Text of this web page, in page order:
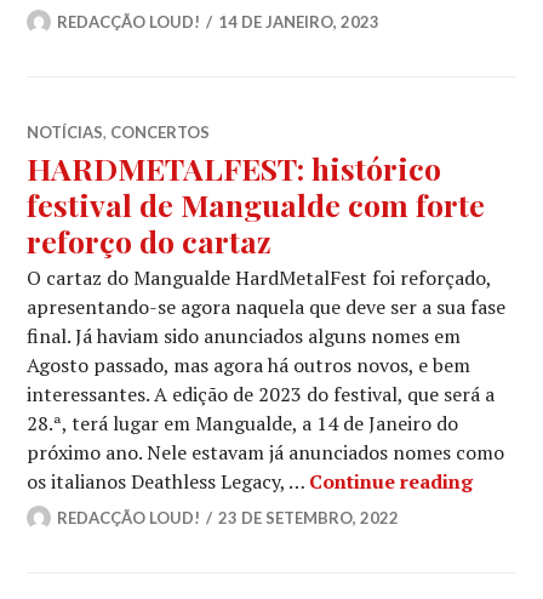
REDACÇÃO LOUD! 14 DE JANEIRO, 2023
NOTÍCIAS, CONCERTOS
HARDMETALFEST: histórico
festival de Mangualde com forte
reforço do cartaz
O cartaz do Mangualde HardMetalFest foi reforçado,
apresentando-se agora naquela que deve ser a sua fase
final. Já haviam sido anunciados alguns nomes em
Agosto passado, mas agora há outros novos, e bem
interessantes. A edição de 2023 do festival, que será a
28.ª, terá lugar em Mangualde, a 14 de Janeiro do
próximo ano. Nele estavam já anunciados nomes como
os italianos Deathless Legacy, … Continue reading
REDACÇÃO LOUD! 23 DE SETEMBRO, 2022